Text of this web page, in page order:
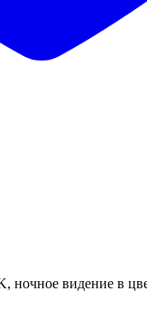
видение в